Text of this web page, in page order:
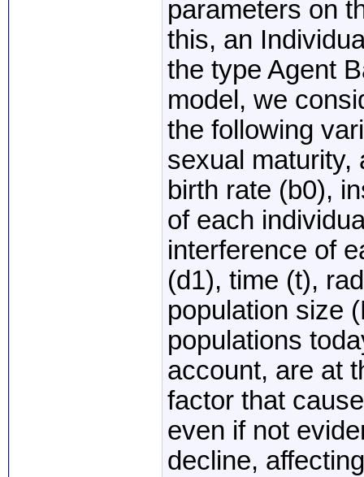
parameters on
this, an
the type Agent
model, we
the following
sexual maturity,
birth rate (b0),
of each
interference of
(d1), time (t),
population size
populations
account, are at
factor that
even if not
decline,